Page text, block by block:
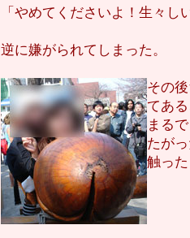
「やめてくださいよ！生々し
逆に嫌がられてしまった。
その
てあ
まる
たが
触っ